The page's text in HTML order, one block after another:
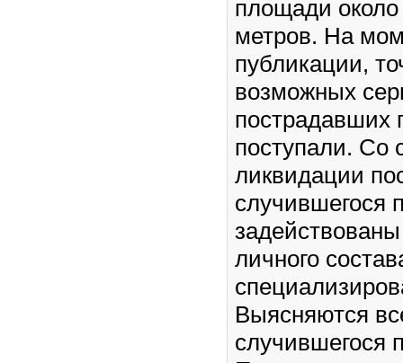
площади
метров. На
публикации,
возможных
пострадавших
поступали. Со
ликвидации
случившегося
личного
Выясняются
случившегося